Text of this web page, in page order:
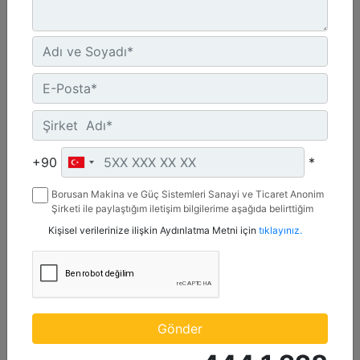
Detay
C13D
Maksimum Güç :
690 hp - 515 kW
+90 *
Borusan Makina ve Güç Sistemleri Sanayi ve Ticaret Anonim
Şirketi ile paylaştığım iletişim bilgilerime aşağıda belirttiğim
mesaj gönderilmesine izin veriyorum.
Kişisel verilerinize ilişkin Aydınlatma Metni için tıklayınız.
Gönder